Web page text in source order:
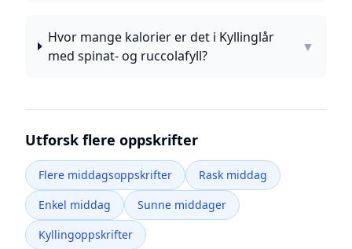
Hvor mange kalorier er det i Kyllinglår
med spinat- og ruccolafyll?
▼
Utforsk flere oppskrifter
Flere middagsoppskrifter
Rask middag
Enkel middag
Sunne middager
Kyllingoppskrifter